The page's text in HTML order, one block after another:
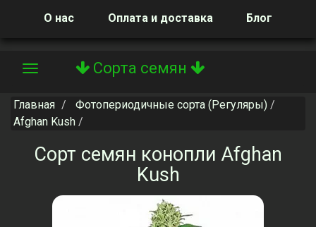
О нас Оплата и доставка Блог
Сорта семян
Toggle
Главная
Фотопериодичные сорта (Регуляры)
Afghan Kush
Сорт семян конопли Afghan
Kush